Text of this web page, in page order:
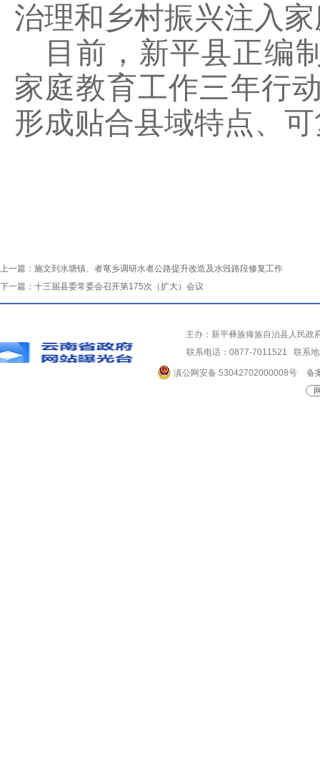
治理和乡村振兴注入
目前，新平县正编
家庭教育工作三年行
形成贴合县域特点、
上一篇： 施文到水塘镇、者竜乡调研水者公路提升改造及水毁路段修复工作
下一篇： 十三届县委常委会召开第175次（扩大）会议
主办：新平彝族傣族自治县人民
联系电话：0877-7011521 联系
滇公网安备 53042702000008号
备